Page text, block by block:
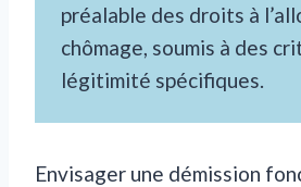
préalable des droits à
chômage, soumis à des
légitimité spécifiques.
Envisager une démission